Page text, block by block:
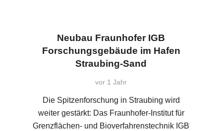
Neubau Fraunhofer IGB
Forschungsgebäude im Hafen
Straubing-Sand
vor 1 Jahr
Die Spitzenforschung in Straubing wird
weiter gestärkt: Das Fraunhofer-Institut für
Grenzflächen- und Bioverfahrenstechnik IGB